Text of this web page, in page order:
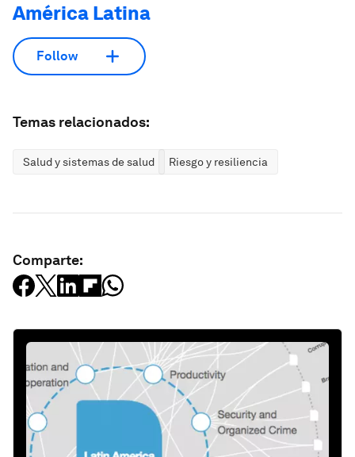
América Latina
Follow
Temas relacionados:
Salud y sistemas de salud Riesgo y resiliencia
Comparte: